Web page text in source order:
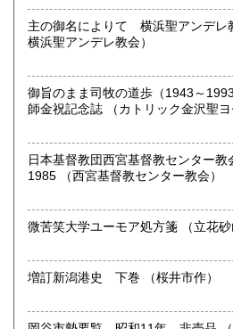
沖縄県 600円
中南米関連(特に移民)、民俗学をお
-
主の御名によりて 横浜聖アンデレ教会百年史
横浜聖アンデレ教会）
御旨のまま司牧の道歩（1943～1993) 使徒ヨハネ・土井道
師金祝記念誌 （カトリック金沢
日本基督教団西宮基督教センター
1985 （西宮基督教センター教会）
微苦笑大学ユーモア処方
増訂新潟港史 下巻 （桜井市作）